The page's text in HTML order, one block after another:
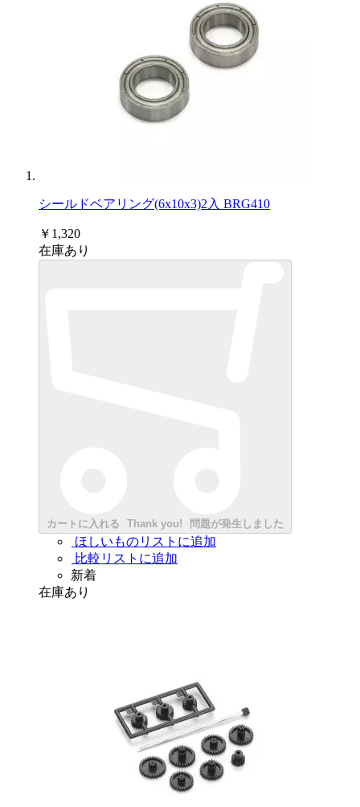
シールドベアリング(6x10x3)2入 BRG410
￥1,320
在庫あり
カートに入れる Thank you! 問題が発生しました
ほしいものリストに追加
比較リストに追加
新着
在庫あり